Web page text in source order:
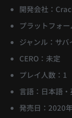
開発会社：
プラットフォ
ジャンル：サ
CERO：未定
プレイ人数：1
言語：日本語
発売日：2020年